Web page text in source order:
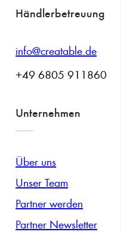
Händlerbetreuung
info@creatable.de
+49 6805 911860
Unternehmen
Über uns
Unser Team
Partner werden
Partner Newsletter